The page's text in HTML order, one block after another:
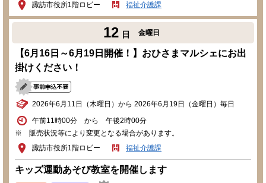
諏訪市役所1階ロビー
福祉介護課
12 日 金曜日
【6月16日～6月19日開催！】おひさまマルシェにお出
掛けください！
2026年6月11日（木曜日）から 2026年6月19日（金曜日）毎日
午前11時00分 から 午後2時00分
※ 販売状況等により変更となる場合があります。
諏訪市役所1階ロビー
福祉介護課
キッズ運動あそび教室を開催します